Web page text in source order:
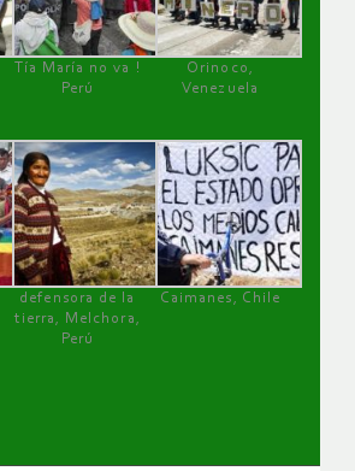
Tía María no va !
Perú
Orinoco,
Venezuela
defensora de la
tierra, Melchora,
Perú
Caimanes, Chile